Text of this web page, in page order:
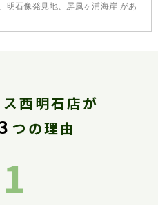
明石像発見地、屏風ヶ浦海岸 があ
西明石店が
つの理由